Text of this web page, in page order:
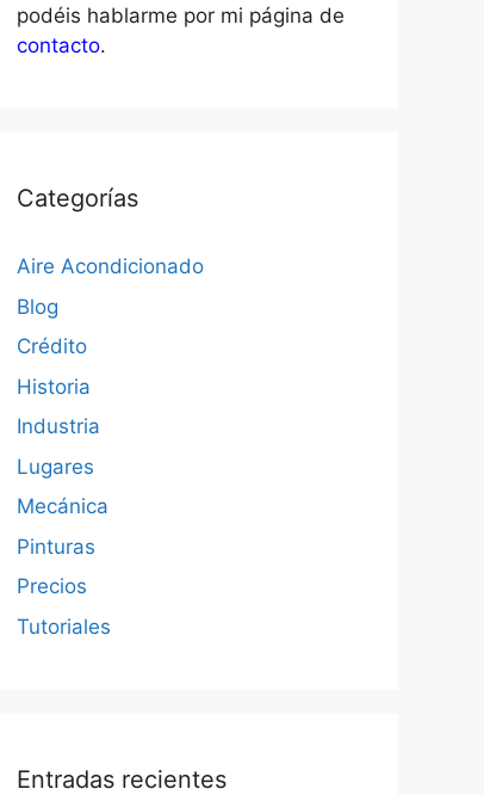
podéis hablarme por mi página de
contacto.
Categorías
Aire Acondicionado
Blog
Crédito
Historia
Industria
Lugares
Mecánica
Pinturas
Precios
Tutoriales
Entradas recientes